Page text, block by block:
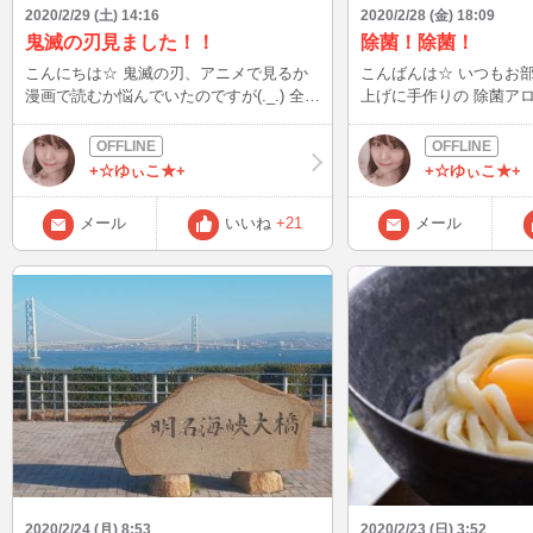
2020/2/29 (土) 14:16
鬼滅の刃見ました！！
こんにちは☆ 鬼滅の刃、アニメで見るか
漫画で読むか悩んでいたのですが(._.) 全員
意見をいただいたので アニメで見始めて
ました♪ ダメだ・・・ 4話でもう大号
泣・・・( ;∀;) 漫画で読んでたら紙がボロ
ボロになっていたと思います。 勉強す
る！とか言いながら。 鬼滅の刃に夢中で
す。
+☆ゆぃこ★+
メール いいね +21
2020/2/28 (金) 18:09
除菌！除菌！
こんばんは☆ いつもお部屋のお掃除の仕
上げに手作りの 除菌ア
こに行っても品切れ中( ;∀;) 今日やっ
購入出来ました。 少しずつ大切に使って
いこうと思います(._.)
+☆ゆぃこ★+
メール
2020/2/24 (月) 8:53 2020/2/23 (日) 3:52